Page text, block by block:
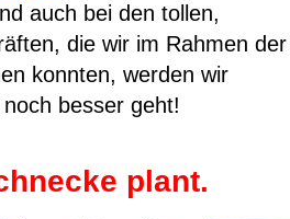
auch bei den tollen,
die wir im Rahmen der
konnten, werden wir
besser geht!
plant.